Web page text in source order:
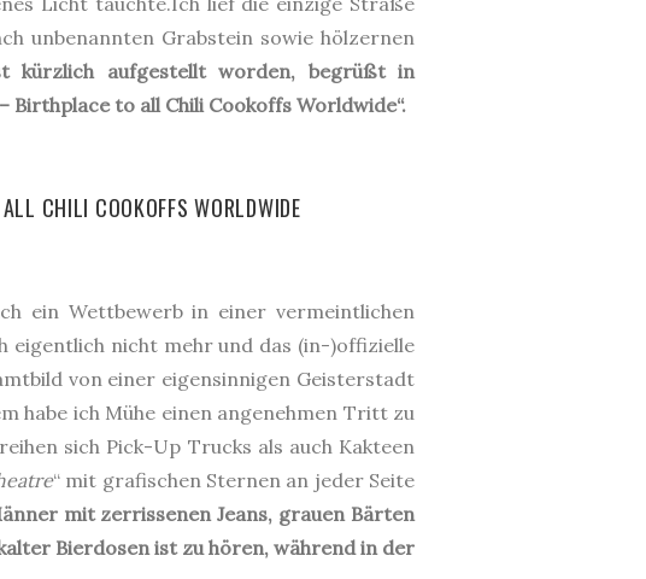
unbenannten Grabstein sowie hölzernen
kürzlich aufgestellt worden, begrüßt in
to all Chili Cookoffs Worldwide“.
CHILI COOKOFFS WORLDWIDE
ein Wettbewerb in einer vermeintlichen
eigentlich nicht mehr und das (in-)offizielle
von einer eigensinnigen Geisterstadt
habe ich Mühe einen angenehmen Tritt zu
sich Pick-Up Trucks als auch Kakteen
“ mit grafischen Sternen an jeder Seite
mit zerrissenen Jeans, grauen Bärten
Bierdosen ist zu hören, während in der